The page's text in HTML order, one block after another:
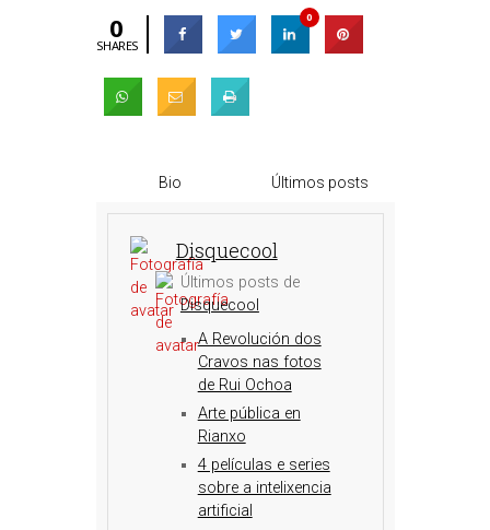
0
SHARES
0
Bio Últimos posts
Disquecool
Últimos posts de
Disquecool
A Revolución dos
Cravos nas fotos
de Rui Ochoa
Arte pública en
Rianxo
4 películas e series
sobre a intelixencia
artificial